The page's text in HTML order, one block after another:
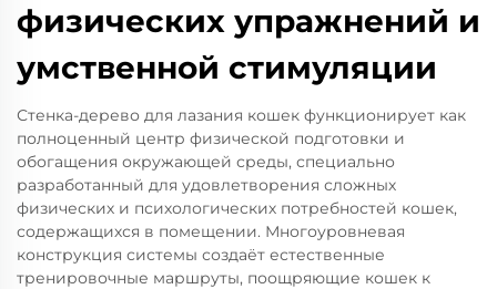
физических упражнений и
умственной стимуляции
Стенка-дерево для лазания кошек функционирует как
полноценный центр физической подготовки и
обогащения окружающей среды, специально
разработанный для удовлетворения сложных
физических и психологических потребностей кошек,
содержащихся в помещении. Многоуровневая
конструкция системы создаёт естественные
тренировочные маршруты, поощряющие кошек к